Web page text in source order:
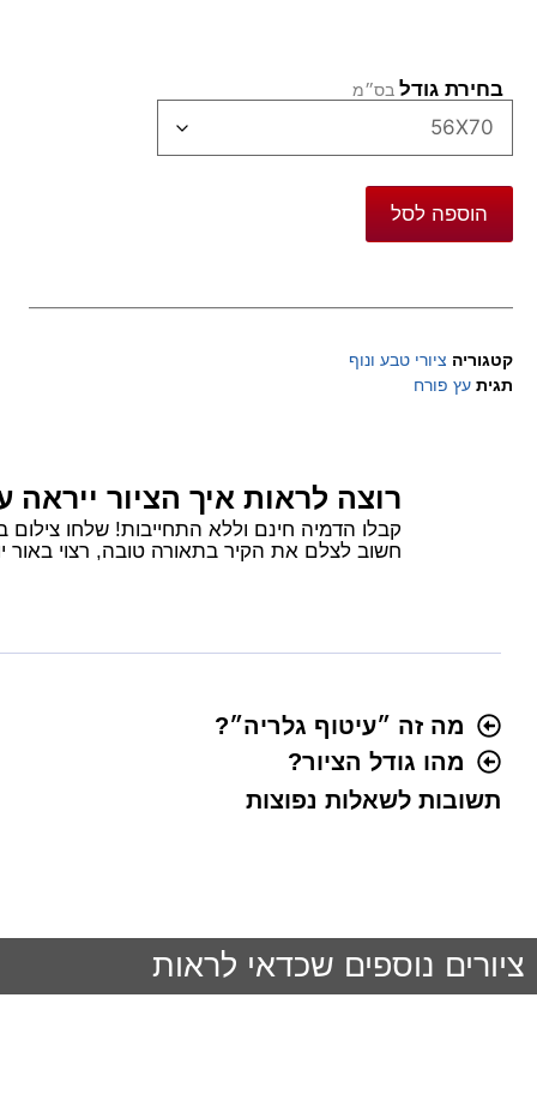
בחירת גודל
הוספה לסל
קטגוריה ציורי טבע ונוף
תגית עץ פורח
רוצה לראות איך הציור ייראה
קבלו הדמיה חינם וללא התחייבות! שלחו צילום בוואטסאפ של הקיר שלכם
חשוב לצלם את הקיר בתאורה טובה, רצוי באור
מה זה ״עיטוף גלריה״?
מהו גודל הציור?
תשובות לשאלות נפוצות
ציורים נוספים שכדאי לראות